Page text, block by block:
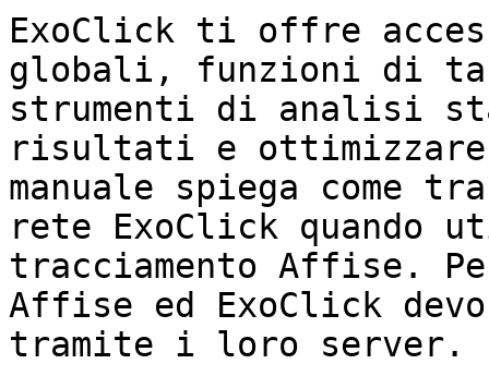
ExoClick ti offre
globali, funzioni di
strumenti di analisi
risultati e ottimizzare
manuale spiega come
rete ExoClick
tracciamento Affise.
Affise ed ExoClick
tramite i loro server.